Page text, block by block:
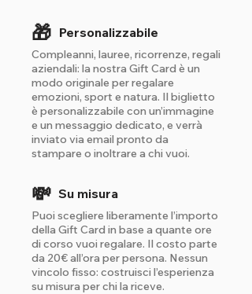
🎁 Personalizzabile
Compleanni, lauree, ricorrenze, regali
aziendali: la nostra Gift Card è un
modo originale per regalare
emozioni, sport e natura. Il biglietto
è personalizzabile con un’immagine
e un messaggio dedicato, e verrà
inviato via email pronto da
stampare o inoltrare a chi vuoi.
💸 Su misura
Puoi scegliere liberamente l’importo
della Gift Card in base a quante ore
di corso vuoi regalare. Il costo parte
da 20€ all’ora per persona. Nessun
vincolo fisso: costruisci l’esperienza
su misura per chi la riceve.